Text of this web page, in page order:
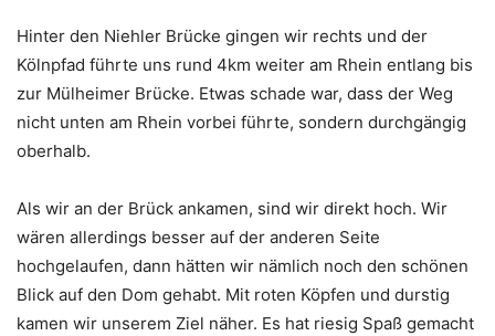
Hinter den Niehler Brücke gingen wir rechts und der
Kölnpfad führte uns rund 4km weiter am Rhein entlang bis
zur Mülheimer Brücke. Etwas schade war, dass der Weg
nicht unten am Rhein vorbei führte, sondern durchgängig
oberhalb.
Als wir an der Brück ankamen, sind wir direkt hoch. Wir
wären allerdings besser auf der anderen Seite
hochgelaufen, dann hätten wir nämlich noch den schönen
Blick auf den Dom gehabt. Mit roten Köpfen und durstig
kamen wir unserem Ziel näher. Es hat riesig Spaß gemacht